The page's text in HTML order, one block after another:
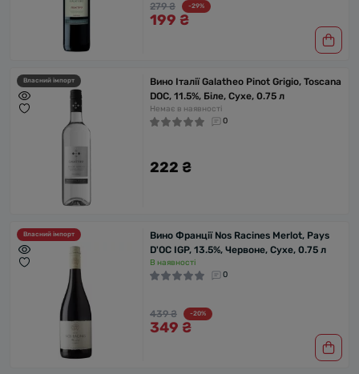
279 ₴ -29%
199 ₴
Власний імпорт
Вино Італії Galatheo Pinot Grigio, Toscana
DOC, 11.5%, Біле, Сухе, 0.75 л
Немає в наявності
0
222 ₴
Власний імпорт
Вино Франції Nos Racines Merlot, Pays
D'OC IGP, 13.5%, Червоне, Сухе, 0.75 л
В наявності
0
439 ₴ -20%
349 ₴